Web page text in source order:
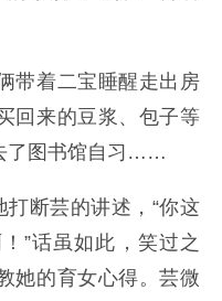
带着二宝睡醒走出房
回来的豆浆、包子等
了图书馆自习……
打断芸的讲述，“你这
”话虽如此，笑过之
她的育女心得。芸微